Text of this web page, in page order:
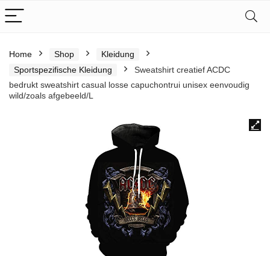
Home Shop
Kleidung
Sportspezifische Kleidung
Sweatshirt creatief ACDC
bedrukt sweatshirt casual losse capuchontrui unisex eenvoudig
wild/zoals afgebeeld/L